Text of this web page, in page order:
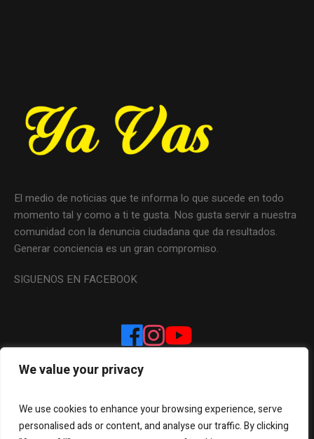
We value your privacy
We use cookies to enhance your browsing experience, serve
personalised ads or content, and analyse our traffic. By clicking
El medio de noticias que te informa lo que sucede en todo
momento tal y como a ti te gusta. Nos gusta servir a nuestra
comunidad con la denuncia ciudadana que da resultados.
Generar conciencia es un gran compromiso.
SIGUENOS EN FACEBOOK